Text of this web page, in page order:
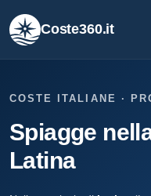
Coste360.it
COSTE ITALIANE ·
Spiagge
Latina